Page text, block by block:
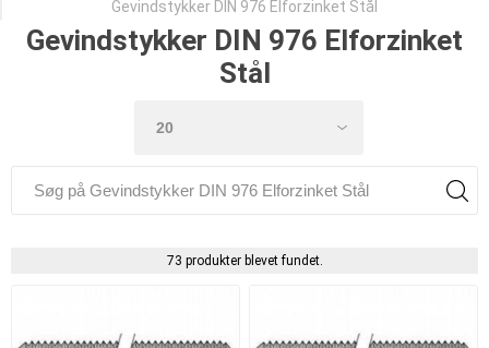
Gevindstykker DIN 976 Elforzinket Stål
Gevindstykker DIN 976 Elforzinket
Stål
73 produkter blevet fundet.